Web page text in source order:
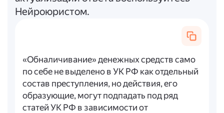
Нейроюристом.
«Обналичивание» денежных средств само
по себе не выделено в УК РФ как отдельный
состав преступления, но действия, его
образующие, могут подпадать под ряд
статей УК РФ в зависимости от